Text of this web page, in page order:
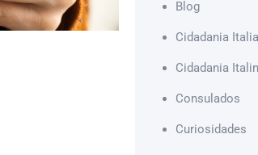
Blog
Cidadania
Cidadania
Consulados
Curiosidades